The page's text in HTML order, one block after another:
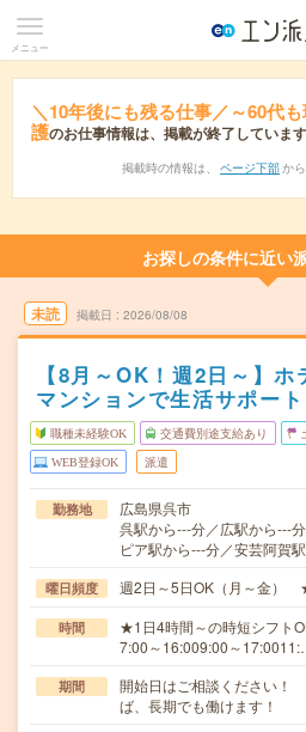
メニュー
＼10年後にも残る仕事／～60代
護のお仕事情報は、掲載が終了しています
掲載時の情報は、 ページ下部 か
お探しの条件に近い
未読 掲載日 2026/08/08
【8月～OK！週2日～】
マンションで生活サポー
職種未経験OK 交通費別途支給あり
WEB登録OK 派遣
勤務地
広島県呉市
呉駅から---分／広駅から---
ピア駅から---分／安芸阿賀
曜日頻度 週2日～5日OK（月～金）
時間
★1日4時間～の時短シフト
7:00～16:009:00～
期間
開始日はご相談ください
ば、長期でも働けます！